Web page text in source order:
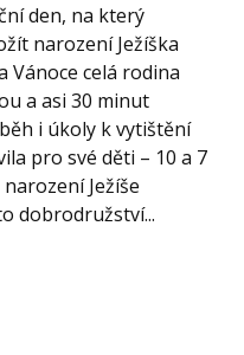
den, na který
narození Ježíška
Vánoce celá rodina
a asi 30 minut
i úkoly k vytištění
pro své děti – 10 a 7
Ježíše
dobrodružství...